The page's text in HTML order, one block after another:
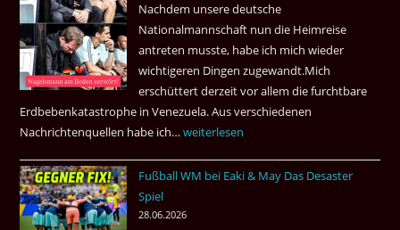
Thai
Airways
nonstop
nach
Amsterdam.
Nachdem unsere deutsche
Nationalmannschaft nun die Heimreise
antreten musste, habe ich mich wieder
wichtigeren Dingen zugewandt.Mich
erschüttert derzeit vor allem die furchtbare
Erdbebenkatastrophe in Venezuela. Aus verschiedenen
Nachrichtenquellen habe ich…Erdbeben
Venezuela
weiterlesen
Fußball WM bei Eaki & May Das Desaster
Spiel
28.06.2026